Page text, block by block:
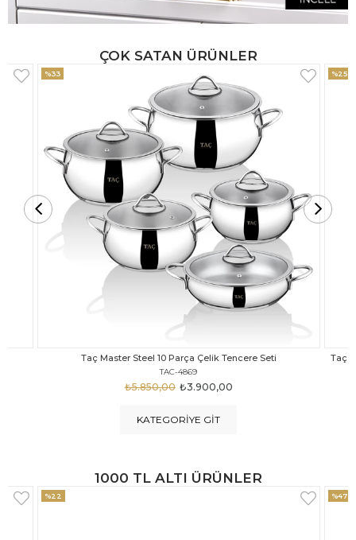
ÇOK SATAN ÜRÜNLER
Taç Carabella Döküm Cam Kapak 7 Parça Tencere Seti Siyah
TAC-3817
₺3.250,00
₺4.350,00
%25 %33
KATEGORIYE GIT
1000 TL ALTI ÜRÜNLER
%47 %18